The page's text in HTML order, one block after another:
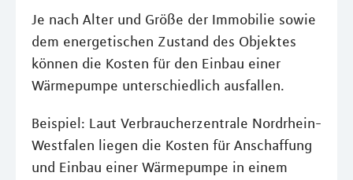
Je nach Alter und Größe der Immobilie sowie
dem energetischen Zustand des Objektes
können die Kosten für den Einbau einer
Wärmepumpe unterschiedlich ausfallen.
Beispiel: Laut Verbraucherzentrale Nordrhein-
Westfalen liegen die Kosten für Anschaffung
und Einbau einer Wärmepumpe in einem